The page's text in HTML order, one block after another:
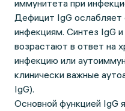
иммунитета при
Дефицит IgG ослабляет
инфекциям. Синтез IgG
возрастают в ответ на
инфекцию или
клинически важные
IgG).
Основной функцией IgG